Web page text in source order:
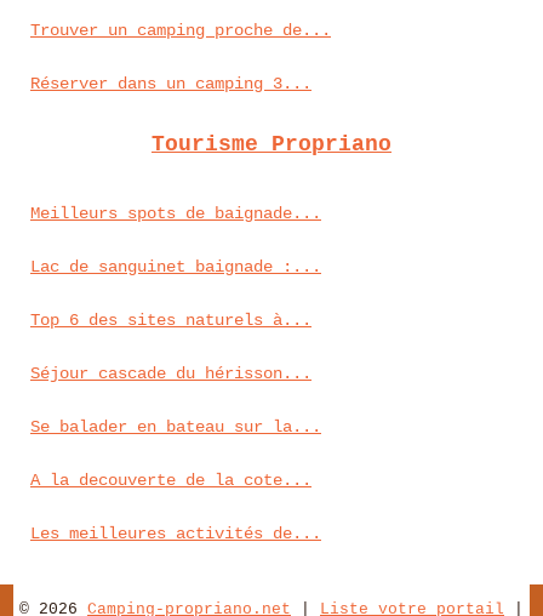
Trouver un camping proche de...
Réserver dans un camping 3...
Tourisme Propriano
Meilleurs spots de baignade...
Lac de sanguinet baignade :...
Top 6 des sites naturels à...
Séjour cascade du hérisson...
Se balader en bateau sur la...
A la decouverte de la cote...
Les meilleures activités de...
© 2026 Camping-propriano.net Liste votre portail